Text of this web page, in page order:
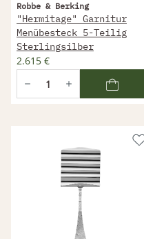
Robbe & Berking
"Hermitage" Garnitur
Menübesteck 5-Teilig
Sterlingsilber
2.615 €